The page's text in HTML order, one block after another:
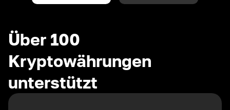
Über 100
Kryptowährungen
unterstützt